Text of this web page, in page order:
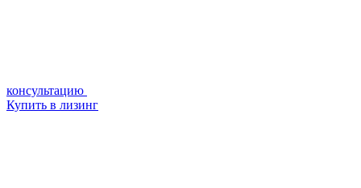
консультацию
Купить в лизинг